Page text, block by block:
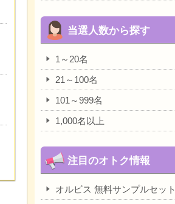
当選人数から探す
1～20名
21～100名
101～999名
1,000名以上
注目のオトク情報
オルビス 無料サンプルセット